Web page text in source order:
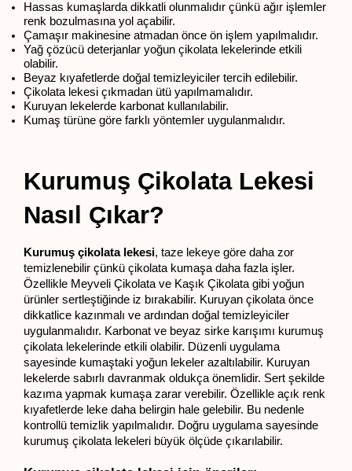
Hassas kumaşlarda dikkatli olunmalıdır çünkü ağır işlemler
renk bozulmasına yol açabilir.
Çamaşır makinesine atmadan önce ön işlem yapılmalıdır.
Yağ çözücü deterjanlar yoğun çikolata lekelerinde etkili
olabilir.
Beyaz kıyafetlerde doğal temizleyiciler tercih edilebilir.
Çikolata lekesi çıkmadan ütü yapılmamalıdır.
Kuruyan lekelerde karbonat kullanılabilir.
Kumaş türüne göre farklı yöntemler uygulanmalıdır.
Kurumuş Çikolata Lekesi
Nasıl Çıkar?
Kurumuş çikolata lekesi, taze lekeye göre daha zor
temizlenebilir çünkü çikolata kumaşa daha fazla işler.
Özellikle Meyveli Çikolata ve Kaşık Çikolata gibi yoğun
ürünler sertleştiğinde iz bırakabilir. Kuruyan çikolata önce
dikkatlice kazınmalı ve ardından doğal temizleyiciler
uygulanmalıdır. Karbonat ve beyaz sirke karışımı kurumuş
çikolata lekelerinde etkili olabilir. Düzenli uygulama
sayesinde kumaştaki yoğun lekeler azaltılabilir. Kuruyan
lekelerde sabırlı davranmak oldukça önemlidir. Sert şekilde
kazıma yapmak kumaşa zarar verebilir. Özellikle açık renk
kıyafetlerde leke daha belirgin hale gelebilir. Bu nedenle
kontrollü temizlik yapılmalıdır. Doğru uygulama sayesinde
kurumuş çikolata lekeleri büyük ölçüde çıkarılabilir.